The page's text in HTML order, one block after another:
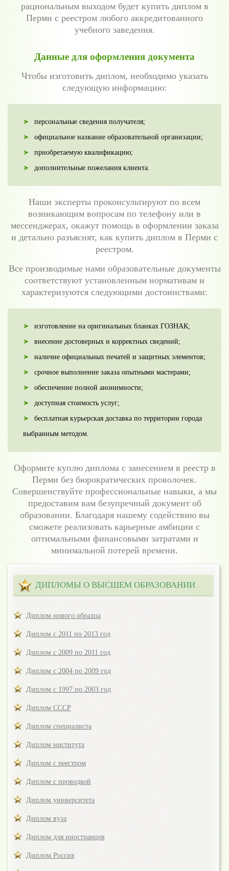
рациональным выходом будет купить диплом в
Перми с реестром любого аккредитованного
учебного заведения.
Данные для оформления документа
Чтобы изготовить диплом, необходимо указать
следующую информацию:
персональные сведения получателя;
официальное название образовательной организации;
приобретаемую квалификацию;
дополнительные пожелания клиента.
Наши эксперты проконсультируют по всем
возникающим вопросам по телефону или в
мессенджерах, окажут помощь в оформлении заказа
и детально разъяснят, как купить диплом в Перми с
реестром.
Все производимые нами образовательные документы
соответствуют установленным нормативам и
характеризуются следующими достоинствами:
изготовление на оригинальных бланках ГОЗНАК;
внесение достоверных и корректных сведений;
наличие официальных печатей и защитных элементов;
срочное выполнение заказа опытными мастерами;
обеспечение полной анонимности;
доступная стоимость услуг;
бесплатная курьерская доставка по территории города
выбранным методом.
Оформите куплю диплома с занесением в реестр в
Перми без бюрократических проволочек.
Совершенствуйте профессиональные навыки, а мы
предоставим вам безупречный документ об
образовании. Благодаря нашему содействию вы
сможете реализовать карьерные амбиции с
оптимальными финансовыми затратами и
минимальной потерей времени.
ДИПЛОМЫ О ВЫСШЕМ ОБРАЗОВАНИИ
Диплом нового образца
Диплом с 2011 по 2013 год
Диплом с 2009 по 2011 год
Диплом с 2004 по 2009 год
Диплом с 1997 по 2003 год
Диплом СССР
Диплом специалиста
Диплом института
Диплом с реестром
Диплом с проводкой
Диплом университета
Диплом вуза
Диплом для иностранцев
Диплом Россия